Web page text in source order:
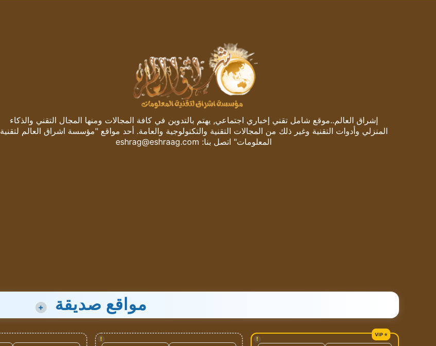
إشراق العالم..موقع شامل تقني إخباري اجتماعي, يهتم بالتدوين في كافة المجالات ومنها المجال التقني والذكاء
المنزلي وأدوات التقنية وغير ذلك من المجالات التقنية والتكنولوجية والعامة. أحد مواقع "مؤسسة اشراق العالم لتقنية
المعلومات" اتصل بنا: eshrag@eshraag.com
مواقع صديقة +
!
!